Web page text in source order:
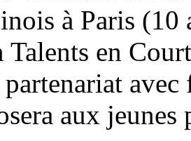
à Paris
Talents en
aux jeunes